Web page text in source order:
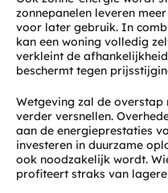
zonnepanelen leveren
voor later gebruik. In
kan een woning volledig
verkleint de
beschermt tegen
Wetgeving zal de
verder versnellen.
aan de energieprestaties
investeren in duurzame
ook noodzakelijk wordt.
profiteert straks van